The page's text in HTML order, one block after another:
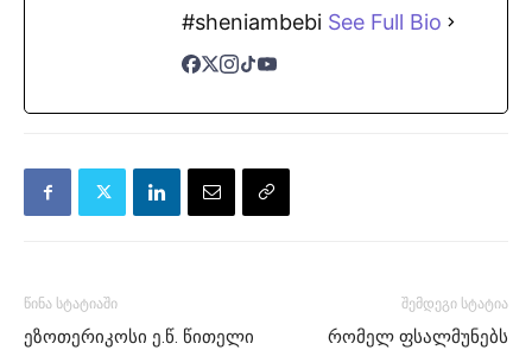
#sheniambebi See Full Bio
წინა სტატიაში
ეზოთერიკოსი ე.წ. წითელი
შემდეგი სტატია
რომელ ფსალმუნებს